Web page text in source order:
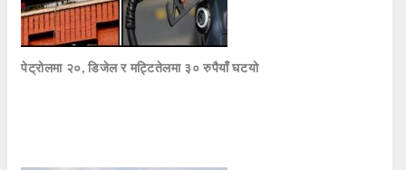
पेट्रोलमा २०, डिजेल र मट्टितेलमा ३० रुपैयाँ घटयो